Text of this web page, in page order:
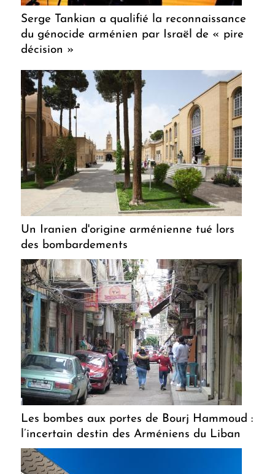
Serge Tankian a qualifié la reconnaissance
du génocide arménien par Israël de « pire
décision »
Un Iranien d'origine arménienne tué lors
des bombardements
Les bombes aux portes de Bourj Hammoud :
l’incertain destin des Arméniens du Liban